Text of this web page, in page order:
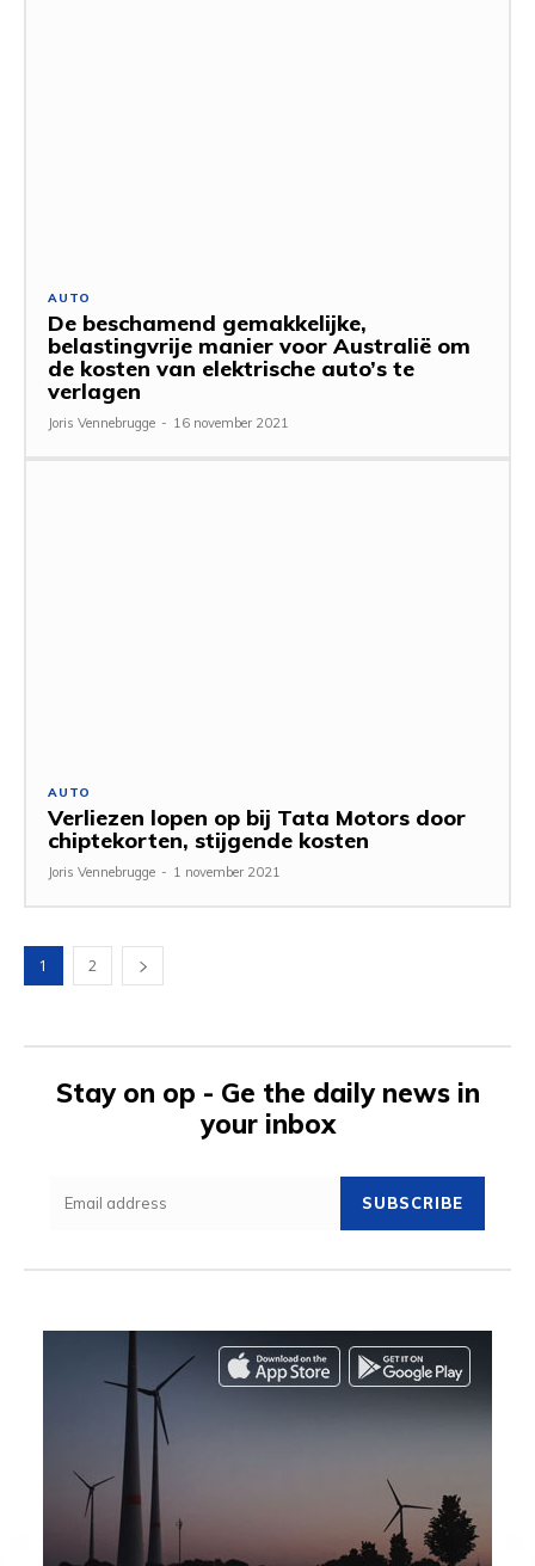
AUTO
De beschamend gemakkelijke,
belastingvrije manier voor Australië om
de kosten van elektrische auto’s te
verlagen
Joris Vennebrugge - 16 november 2021
AUTO
Verliezen lopen op bij Tata Motors door
chiptekorten, stijgende kosten
Joris Vennebrugge - 1 november 2021
1 2
Stay on op - Ge the daily news in
your inbox
SUBSCRIBE